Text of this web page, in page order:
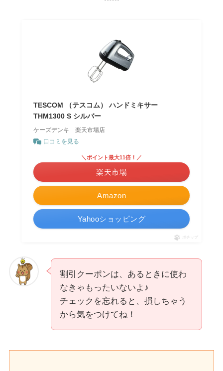
TESCOM （テスコム） ハンドミキサー
THM1300 S シルバー
ケーズデンキ 楽天市場店
口コミを見る
Amazon
＼ポイント最大11倍！／
楽天市場
Yahooショッピング
ポチップ
割引クーポンは、あるときに使わ
なきゃもったいないよ♪
チェックを忘れると、損しちゃう
から気をつけてね！